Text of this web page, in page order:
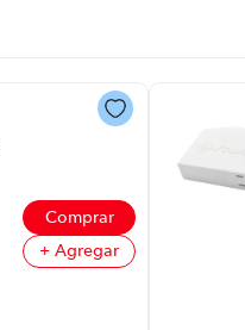
Comprar
+ Agregar